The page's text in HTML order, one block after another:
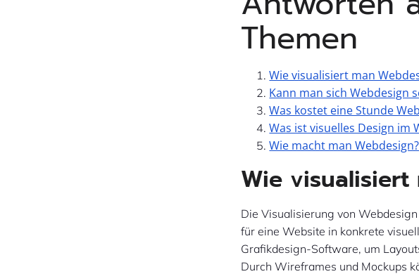
Themen
Wie visualisiert man
Kann man sich Webdesign
Was kostet eine Stunde
Was ist visuelles Design im
Wie macht man Webdesign?
Wie visualisiert
Die Visualisierung von
für eine Website in konkrete
Grafikdesign-Software, um
Durch Wireframes und Mockups